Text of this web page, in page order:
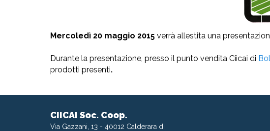
Mercoledì 20 maggio 2015 verrà allestita una
Durante la presentazione, presso il punto vendita Ciicai di
prodotti presenti.
CIICAI Soc. Coop.
Via Gazzani, 13 - 40012 Calderara di